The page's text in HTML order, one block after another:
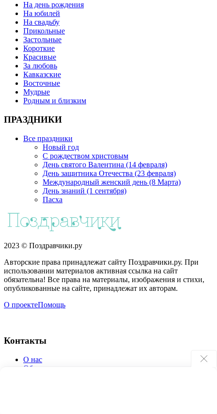
На день рождения
На юбилей
На свадьбу
Прикольные
Застольные
Короткие
Красивые
За любовь
Кавказские
Восточные
Мудрые
Родным и близким
ПРАЗДНИКИ
Все праздники
Новый год
С рождеством христовым
День святого Валентина (14 февраля)
День защитника Отечества (23 февраля)
Международный женский день (8 Марта)
День знаний (1 сентября)
Пасха
2023 © Поздравчики.ру
Авторские права принадлежат сайту Поздравчики.ру. При
использовании материалов активная ссылка на сайт
обязательна! Все права на материалы, изображения и стихи,
опубликованные на сайте, принадлежат их авторам.
О проектеПомощь
Контакты
О нас
Обратная связь